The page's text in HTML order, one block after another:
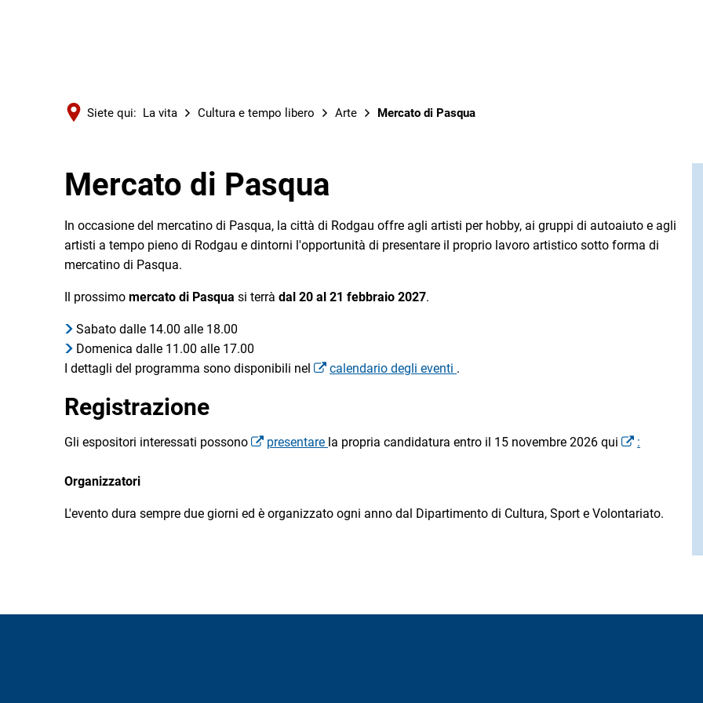
Siete qui: La vita Cultura e tempo libero Arte Mercato di Pasqua
Mercato di Pasqua
In occasione del mercatino di Pasqua, la città di Rodgau offre agli artisti per hobby, ai gruppi di autoaiuto e agli
artisti a tempo pieno di Rodgau e dintorni l'opportunità di presentare il proprio lavoro artistico sotto forma di
mercatino di Pasqua.
Il prossimo mercato di Pasqua si terrà dal 20 al 21 febbraio 2027.
Sabato dalle 14.00 alle 18.00
Domenica dalle 11.00 alle 17.00
I dettagli del programma sono disponibili nel
calendario degli eventi .
Registrazione
Gli espositori interessati possono presentare la propria candidatura entro il 15 novembre 2026 qui :
Organizzatori
L'evento dura sempre due giorni ed è organizzato ogni anno dal Dipartimento di Cultura, Sport e Volontariato.